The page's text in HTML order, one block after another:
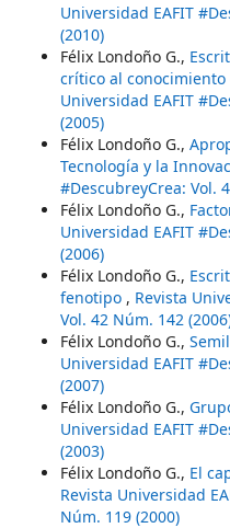
Universidad EAFIT
(2010)
Félix Londoño G.,
crítico al
Universidad EAFIT
(2005)
Félix Londoño G.,
Tecnología y la
#DescubreyCrea: Vol.
Félix Londoño G.,
Universidad EAFIT
(2006)
Félix Londoño G.,
fenotipo , Revista
Vol. 42 Núm. 142
Félix Londoño G.,
Universidad EAFIT
(2007)
Félix Londoño G.,
Universidad EAFIT
(2003)
Félix Londoño G., El
Revista Universidad
Núm. 119 (2000)